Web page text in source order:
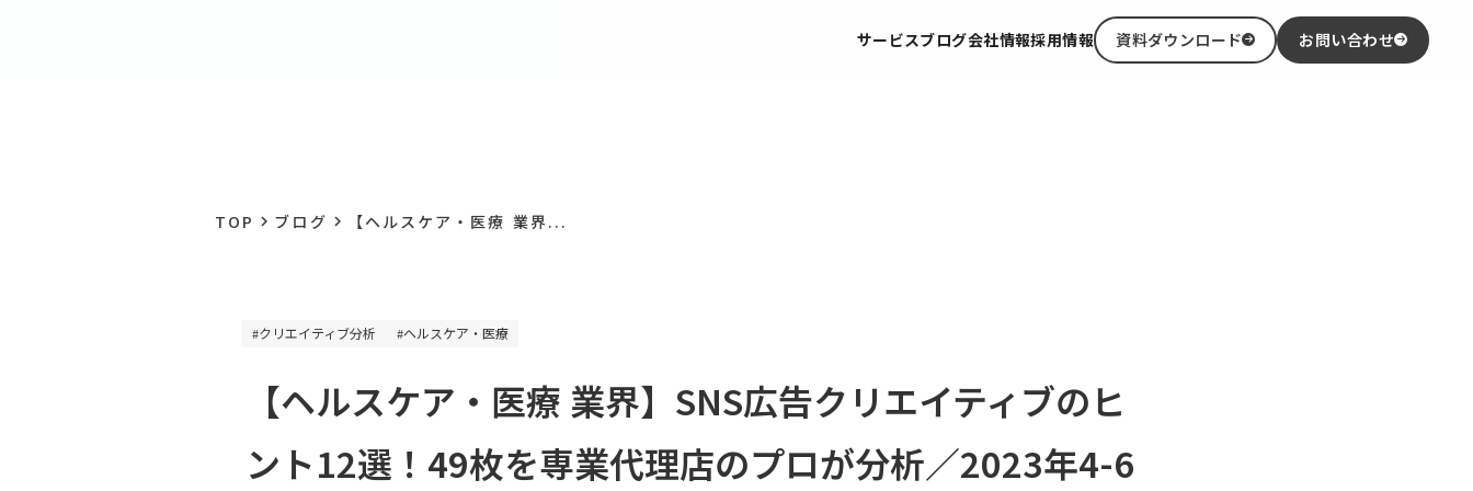
サービスブログ会社情報採用情報 資料ダウンロード お問い合わせ
TOP keyboard_arrow_right ブログ keyboard_arrow_right 【ヘルスケア・医療 業界...
#クリエイティブ分析 #ヘルスケア・医療
【ヘルスケア・医療 業界】SNS広告クリエイティブのヒ
ント12選！49枚を専業代理店のプロが分析／2023年4-6